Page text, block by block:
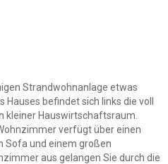
Strandwohnanlage etwas
befindet sich links die voll
kleiner Hauswirtschaftsraum.
verfügt über einen
Sofa und einem großen
aus gelangen Sie durch die